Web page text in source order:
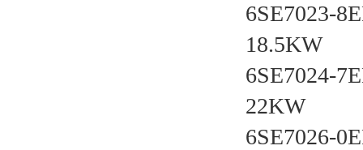
6SE7023-
18.5KW
6SE7024-
22KW
6SE7026-